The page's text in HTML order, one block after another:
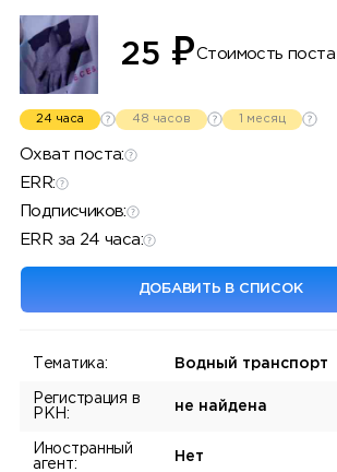
25 ₽Стоимость поста
24 часа 48 часов 1 месяц
Охват поста:
ERR:
Подписчиков:
ERR за 24 часа:
ДОБАВИТЬ В СПИСОК
Тематика: Водный транспорт
Регистрация в
РКН:
не найдена
Иностранный
агент:
Нет